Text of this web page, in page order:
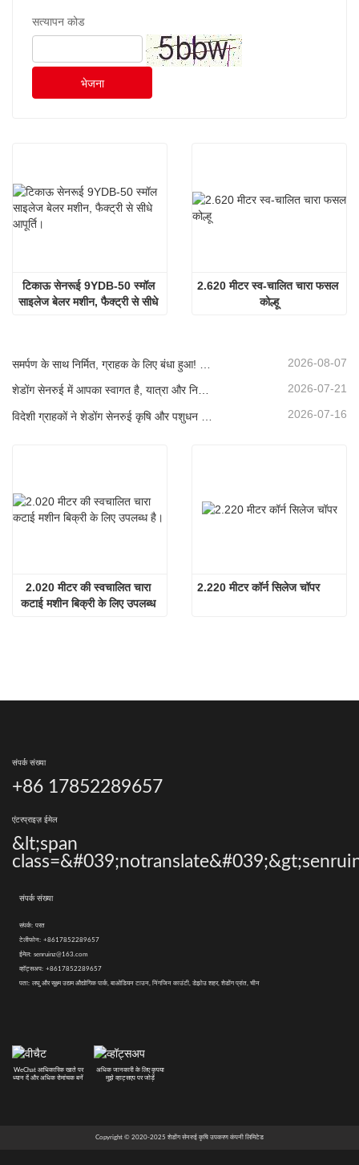
सत्यापन कोड
भेजना
टिकाऊ सेनरूई 9YDB-50 स्मॉल
साइलेज बेलर मशीन, फैक्ट्री से सीधे
2.620 मीटर स्व-चालित चारा फसल
कोल्हू
2026-08-07
शेडोंग सेनरुई में आपका स्वागत है, यात्रा और निरीक्षण के लिए, और गहन सहयोग पर चर्चा करने के लिए 2026-07-21
2026-07-16
2.020 मीटर की स्वचालित चारा
कटाई मशीन बिक्री के लिए उपलब्ध
2.220 मीटर कॉर्न सिलेज चॉपर
संपर्क संख्या
+86 17852289657
एंटरप्राइज़ ईमेल
&lt;span
संपर्क संख्या
संपर्क: परत
टेलीफोन: +8617852289657
ईमेल: senruinz@163.com
व्हॉट्सअप: +8617852289657
पता: लघु और सूक्ष्म उद्यम औद्योगिक पार्क, बाओडियन टाउन, निंगजिन काउंटी, डेझोउ शहर, शेडोंग प्रांत, चीन
WeChat आधिकारिक खाते पर
ध्यान दें और अधिक रोमांचक बनें
अधिक जानकारी के लिए कृपया
मुझे व्हाट्सएप पर जोड़ें
Copyright © 2020-2025 शेडोंग सेनरुई कृषि उपकरण कंपनी लिमिटेड